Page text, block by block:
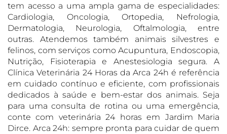
tem acesso a uma ampla gama de especialidades:
Cardiologia, Oncologia, Ortopedia, Nefrologia,
Dermatologia, Neurologia, Oftalmologia, entre
outras. Atendemos também animais silvestres e
felinos, com serviços como Acupuntura, Endoscopia,
Nutrição, Fisioterapia e Anestesiologia segura. A
Clínica Veterinária 24 Horas da Arca 24h é referência
em cuidado contínuo e eficiente, com profissionais
dedicados à saúde e bem-estar dos animais. Seja
para uma consulta de rotina ou uma emergência,
conte com veterinária 24 horas em Jardim Maria
Dirce. Arca 24h: sempre pronta para cuidar de quem